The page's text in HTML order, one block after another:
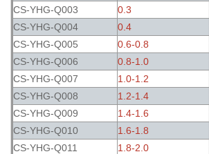
CS-YHG-Q003 0.3
CS-YHG-Q004
0.4
CS-YHG-Q005
0.6-0.8
CS-YHG-Q006
0.8-1.0
CS-YHG-Q007
1.0-1.2
CS-YHG-Q008
1.2-1.4
CS-YHG-Q009
1.4-1.6
CS-YHG-Q010
1.6-1.8
CS-YHG-Q011
1.8-2.0